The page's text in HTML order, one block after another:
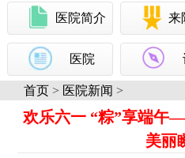
医院简介 来
医院
首页 > 医院新闻 >
欢乐六一 “粽”享端午
美丽